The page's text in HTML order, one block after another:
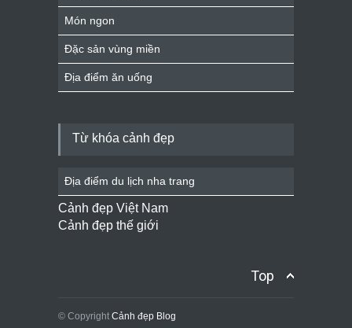
Món ngon
Đặc sản vùng miền
Địa điểm ăn uống
Từ khóa cảnh đẹp
Địa điểm du lịch nha trang
Cảnh đẹp Việt Nam
Cảnh đẹp thế giới
Top
© Copyright Cảnh đẹp Blog